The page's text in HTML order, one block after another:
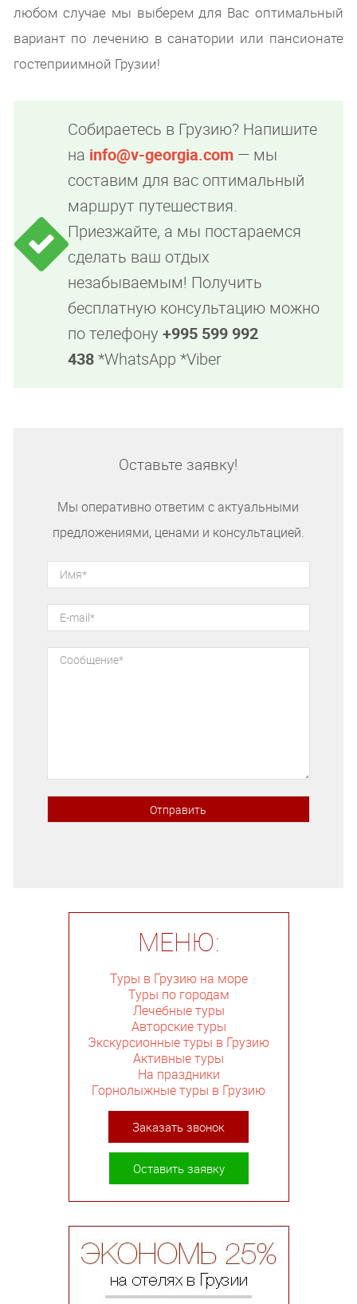
любом случае мы выберем для Вас оптимальный
вариант по лечению в санатории или пансионате
гостеприимной Грузии!
Собираетесь в Грузию? Напишите
на info@v-georgia.com — мы
составим для вас оптимальный
маршрут путешествия.
Приезжайте, а мы постараемся
сделать ваш отдых
незабываемым! Получить
бесплатную консультацию можно
по телефону +995 599 992
438*WhatsApp *Viber
Оставьте заявку!
Мы оперативно ответим с актуальными
предложениями, ценами и консультацией.
МЕНЮ:
Туры в Грузию на море
Туры по городам
Лечебные туры
Авторские туры
Экскурсионные туры в Грузию
Активные туры
На праздники
Горнолыжные туры в Грузию
Заказать звонок
Оставить заявку